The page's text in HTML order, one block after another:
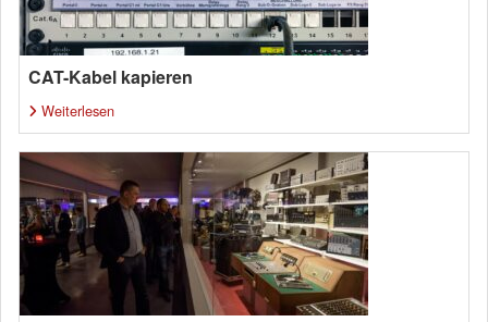
CAT-Kabel kapieren
Weiterlesen